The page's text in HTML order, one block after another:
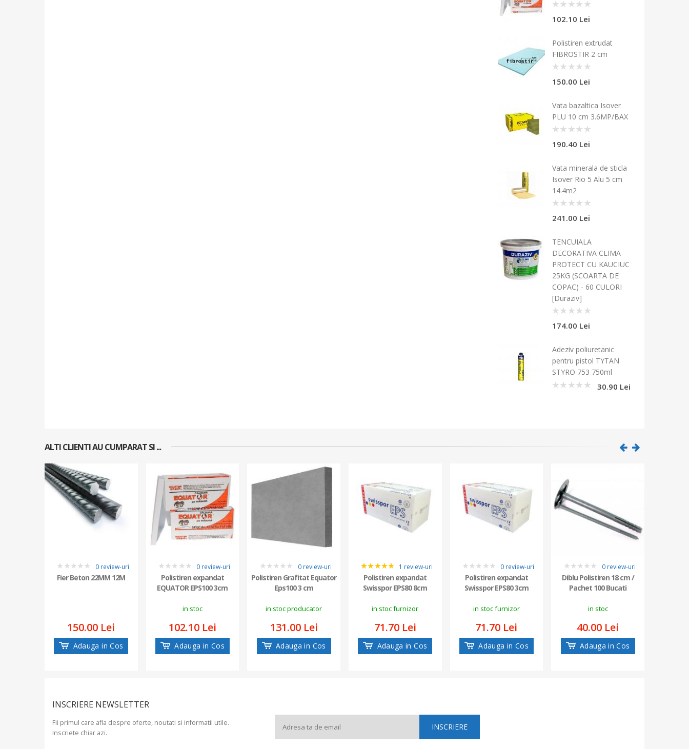
102.10 Lei
Polistiren extrudat
FIBROSTIR 2 cm
150.00 Lei
Vata bazaltica Isover
PLU 10 cm 3.6MP/BAX
190.40 Lei
Vata minerala de sticla
Isover Rio 5 Alu 5 cm
14.4m2
241.00 Lei
TENCUIALA
DECORATIVA CLIMA
PROTECT CU KAUCIUC
25KG (SCOARTA DE
COPAC) - 60 CULORI
[Duraziv]
174.00 Lei
Adeziv poliuretanic
pentru pistol TYTAN
STYRO 753 750ml
30.90 Lei
ALTI CLIENTI AU CUMPARAT SI ...
0 review-uri
Fier Beton 22MM 12M
150.00 Lei
Adauga in Cos
0 review-uri
Polistiren expandat
EQUATOR EPS100 3cm
in stoc
102.10 Lei
Adauga in Cos
0 review-uri
Polistiren Grafitat Equator
Eps100 3 cm
in stoc producator
131.00 Lei
Adauga in Cos
5
1 review-uri
Polistiren expandat
Swisspor EPS80 8cm
in stoc furnizor
71.70 Lei
Adauga in Cos
0 review-uri
Polistiren expandat
Swisspor EPS80 3cm
in stoc furnizor
71.70 Lei
Adauga in Cos
0
0 review-uri
Diblu Polistiren 18 cm /
Pachet 100 Bucati
in stoc
40.00 Lei
Adauga in Cos
INSCRIERE NEWSLETTER
Fii primul care afla despre oferte, noutati si informatii utile.
Inscriete chiar azi.